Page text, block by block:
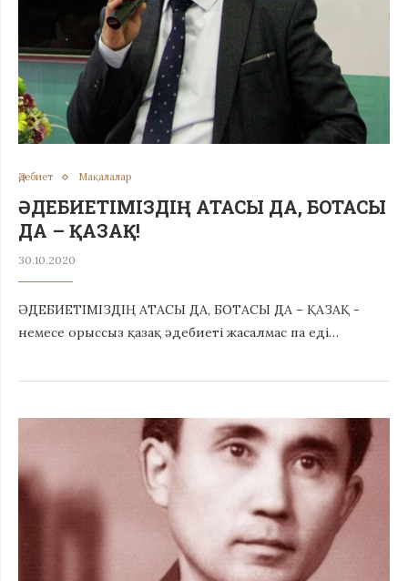
Әдебиет Мақалалар
ӘДЕБИЕТІМІЗДІҢ АТАСЫ ДА, БОТАСЫ
ДА – ҚАЗАҚ!
30.10.2020
ӘДЕБИЕТІМІЗДІҢ АТАСЫ ДА, БОТАСЫ ДА – ҚАЗАҚ ­
немесе орыссыз қазақ әдебиеті жасалмас па еді…